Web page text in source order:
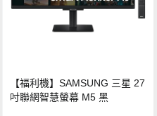
【福利機】SAMSUNG 三星 27
吋聯網智慧螢幕 M5 黑